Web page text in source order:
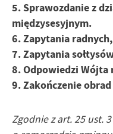
5. Sprawozdanie z
międzysesyjnym.
6. Zapytania
7. Zapytania
8. Odpowiedzi
9. Zakończenie
Zgodnie z art. 25 ust.